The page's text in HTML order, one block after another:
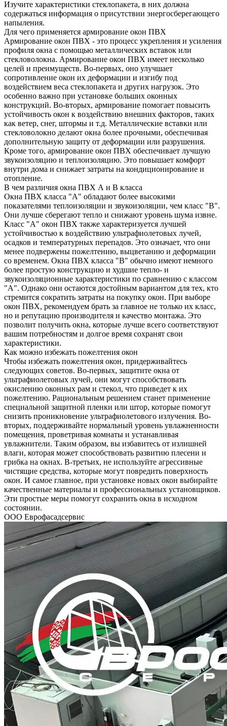
Изучите характеристики стеклопакета, в них должна
содержаться информация о присутствии энергосберегающего
напыления.
Для чего применяется армирование окон ПВХ
Армирование окон ПВХ - это процесс укрепления и усиления
профиля окна с помощью металлических вставок или
стекловолокна. Армирование окон ПВХ имеет несколько
целей и преимуществ. Во-первых, оно улучшает
сопротивление окон их деформации и изгибу под
воздействием веса стеклопакета и других нагрузок. Это
особенно важно при установке больших оконных
конструкций. Во-вторых, армирование помогает повысить
устойчивость окон к воздействию внешних факторов, таких
как ветер, снег, штормы и т.д. Металлические вставки или
стекловолокно делают окна более прочными, обеспечивая
дополнительную защиту от деформации или разрушения.
Кроме того, армирование окон ПВХ обеспечивает лучшую
звукоизоляцию и теплоизоляцию. Это повышает комфорт
внутри дома и снижает затраты на кондиционирование и
отопление.
В чем различия окна ПВХ А и В класса
Окна ПВХ класса "А" обладают более высокими
показателями теплоизоляции и звукоизоляции, чем класс "В".
Они лучше сберегают тепло и снижают уровень шума извне.
Класс "А" окон ПВХ также характеризуется лучшей
устойчивостью к воздействию ультрафиолетовых лучей,
осадков и температурных перепадов. Это означает, что они
менее подвержены пожелтению, выцветанию и деформации
со временем. Окна ПВХ класса "В" обычно имеют немного
более простую конструкцию и худшие тепло- и
звукоизоляционные характеристики по сравнению с классом
"А". Однако они остаются достойным вариантом для тех, кто
стремится сократить затраты на покупку окон. При выборе
окон ПВХ, рекомендуем брать за главное не только их класс,
но и репутацию производителя и качество монтажа. Это
позволит получить окна, которые лучше всего соответствуют
вашим потребностям и долгое время сохранят свои
характеристики.
Как можно избежать пожелтения окон
Чтобы избежать пожелтения окон, придерживайтесь
следующих советов. Во-первых, защитите окна от
ультрафиолетовых лучей, они могут способствовать
окислению оконных рам и стекол, что приведет к их
пожелтению. Рациональным решением станет применение
специальной защитной пленки или штор, которые помогут
снизить проникновение ультрафиолетового излучения. Во-
вторых, поддерживайте нормальный уровень увлажненности
помещения, проветривая комнаты и устанавливая
увлажнители. Таким образом, вы избавитесь от излишней
влаги, которая может способствовать развитию плесени и
грибка на окнах. В-третьих, не используйте агрессивные
чистящие средства, которые могут повредить поверхность
окон. И самое главное, при установке новых окон выбирайте
качественные материалы и профессиональных установщиков.
Эти простые меры помогут сохранить окна в исходном
состоянии.
ООО Еврофасадсервис